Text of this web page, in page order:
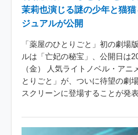
茉莉也演じる謎の少年と猫
ジュアルが公開
「薬屋のひとりごと」初の劇場
ルは「亡妃の秘宝」、公開日は
（金） 人気ライトノベル・アニ
とりごと」が、ついに待望の劇
スクリーンに登場することが発